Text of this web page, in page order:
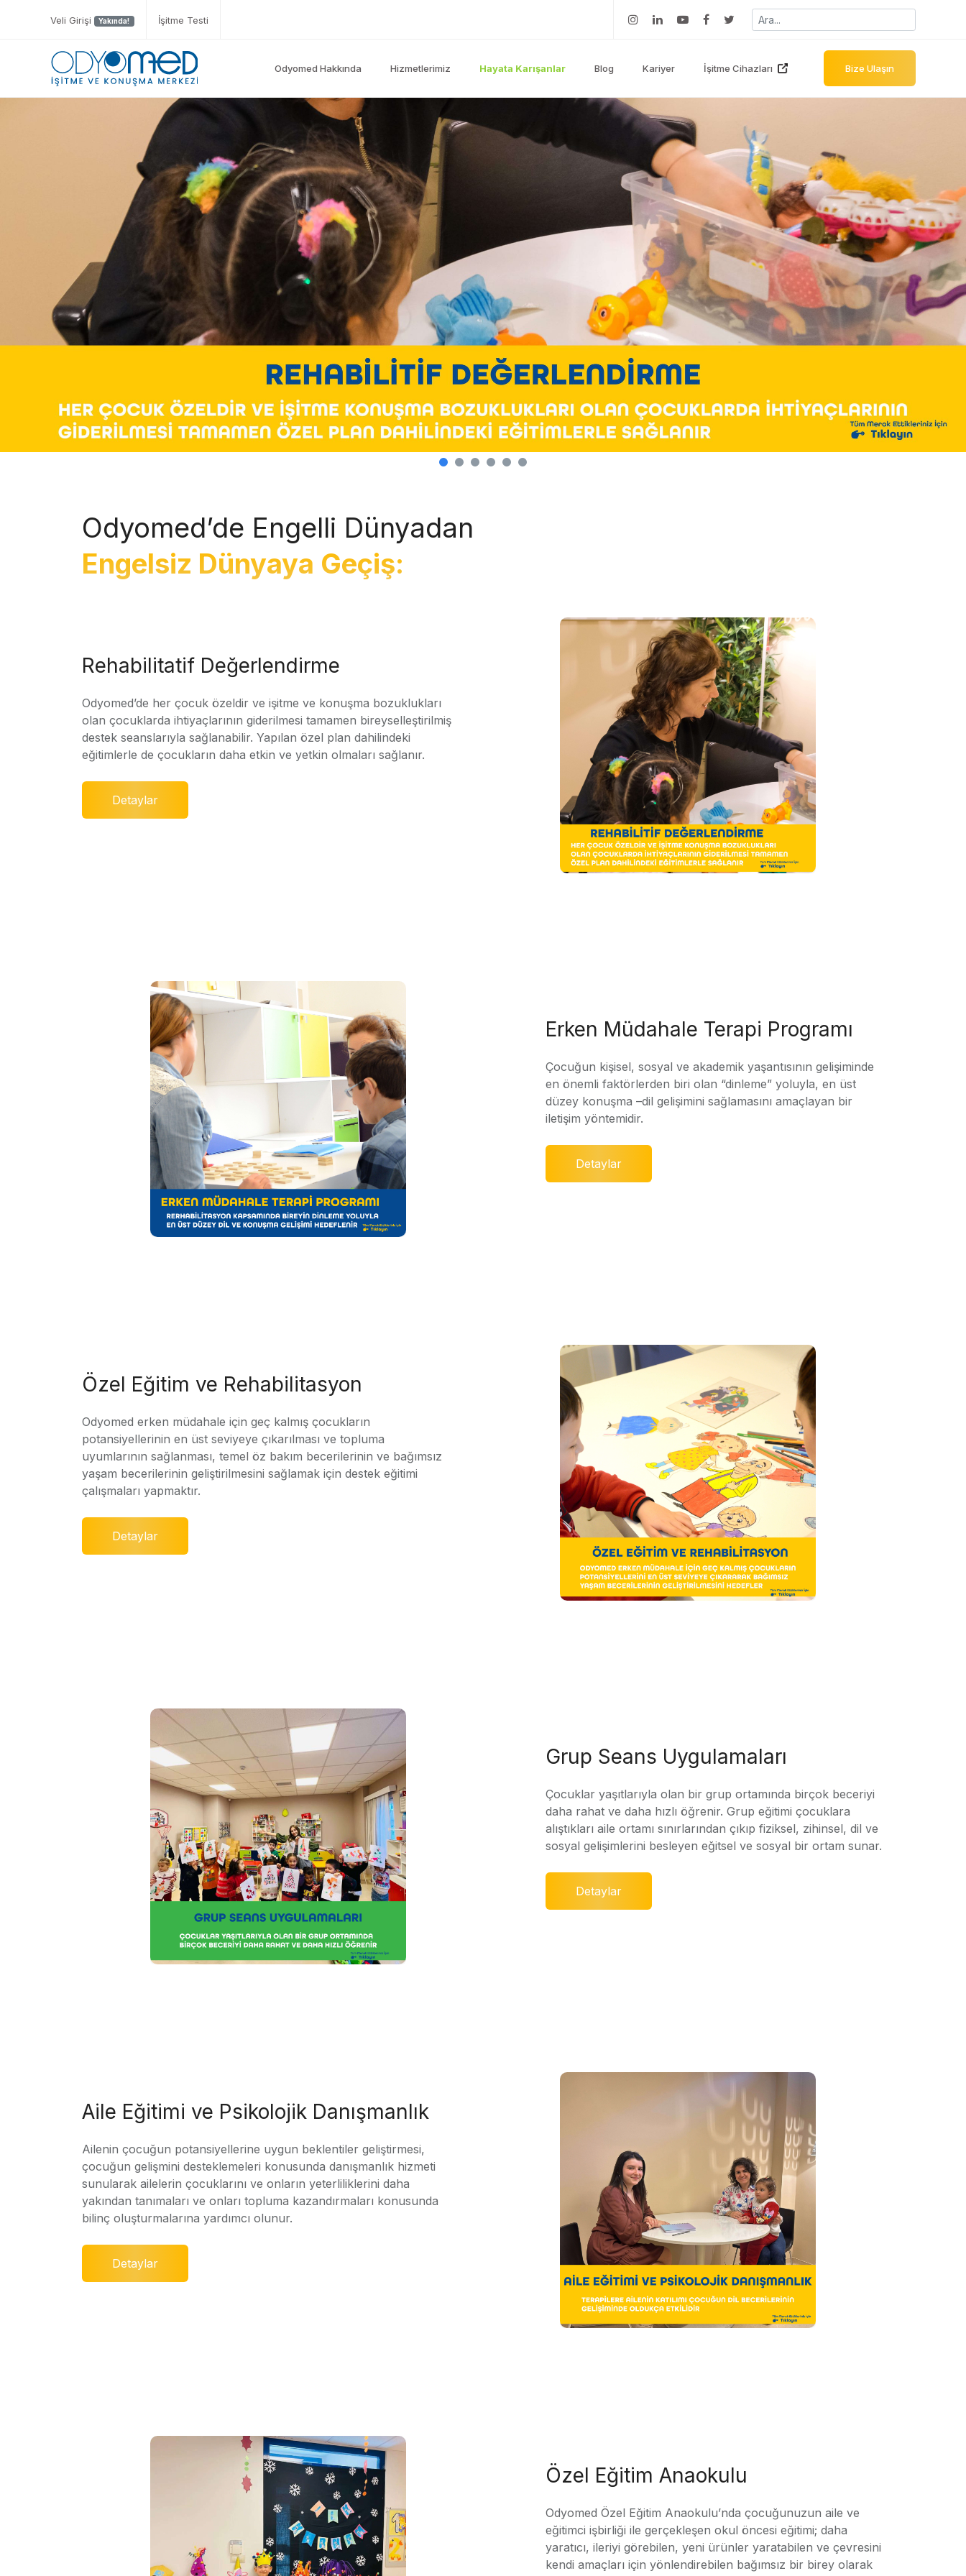
Veli Girişi Yakında! İşitme Testi
Odyomed Hakkında Hizmetlerimiz Hayata Karışanlar Blog Kariyer İşitme Cihazları Bize Ulaşın
Odyomed’de Engelli Dünyadan
Engelsiz Dünyaya Geçiş:
Rehabilitatif Değerlendirme
Odyomed’de her çocuk özeldir ve işitme ve konuşma bozuklukları
olan çocuklarda ihtiyaçlarının giderilmesi tamamen bireyselleştirilmiş
destek seanslarıyla sağlanabilir. Yapılan özel plan dahilindeki
eğitimlerle de çocukların daha etkin ve yetkin olmaları sağlanır.
Detaylar
Erken Müdahale Terapi Programı
Çocuğun kişisel, sosyal ve akademik yaşantısının gelişiminde
en önemli faktörlerden biri olan “dinleme” yoluyla, en üst
düzey konuşma –dil gelişimini sağlamasını amaçlayan bir
iletişim yöntemidir.
Detaylar
Özel Eğitim ve Rehabilitasyon
Odyomed erken müdahale için geç kalmış çocukların
potansiyellerinin en üst seviyeye çıkarılması ve topluma
uyumlarının sağlanması, temel öz bakım becerilerinin ve bağımsız
yaşam becerilerinin geliştirilmesini sağlamak için destek eğitimi
çalışmaları yapmaktır.
Detaylar
Grup Seans Uygulamaları
Çocuklar yaşıtlarıyla olan bir grup ortamında birçok beceriyi
daha rahat ve daha hızlı öğrenir. Grup eğitimi çocuklara
alıştıkları aile ortamı sınırlarından çıkıp fiziksel, zihinsel, dil ve
sosyal gelişimlerini besleyen eğitsel ve sosyal bir ortam sunar.
Detaylar
Aile Eğitimi ve Psikolojik Danışmanlık
Ailenin çocuğun potansiyellerine uygun beklentiler geliştirmesi,
çocuğun gelişmini desteklemeleri konusunda danışmanlık hizmeti
sunularak ailelerin çocuklarını ve onların yeterliliklerini daha
yakından tanımaları ve onları topluma kazandırmaları konusunda
bilinç oluşturmalarına yardımcı olunur.
Detaylar
Özel Eğitim Anaokulu
Odyomed Özel Eğitim Anaokulu’nda çocuğunuzun aile ve
eğitimci işbirliği ile gerçekleşen okul öncesi eğitimi; daha
yaratıcı, ileriyi görebilen, yeni ürünler yaratabilen ve çevresini
kendi amaçları için yönlendirebilen bağımsız bir birey olarak